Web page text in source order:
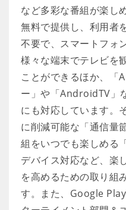
など多彩な番組が楽し
無料で提供し、利用者
不要で、スマートフォ
様々な端末でテレビを
ことができるほか、「
ー」や「AndroidTV」
にも対応しています。
に削減可能な「通信量
組をいつでも楽しめる
デバイス対応など、楽
を高めるための取り組
す。また、Google